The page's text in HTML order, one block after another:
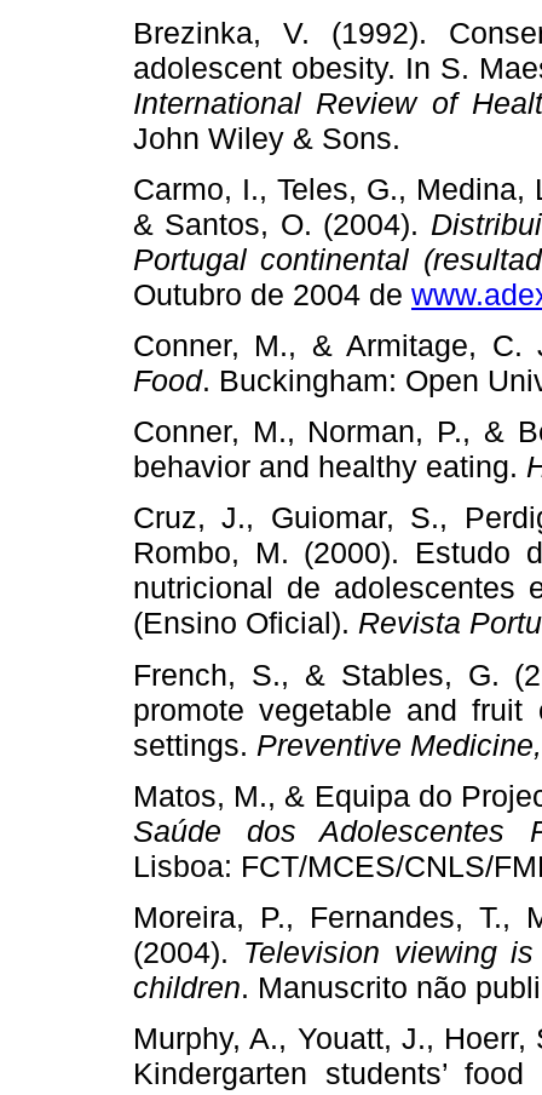
Brezinka, V. (1992).
adolescent obesity. In S.
International Review of
John Wiley & Sons.
Carmo, I., Teles, G.,
& Santos, O. (2004).
Portugal continental
Outubro de 2004 de
Conner, M., & Armitage,
Food. Buckingham: Open
Conner, M., Norman, P., &
behavior and healthy eating.
Cruz, J., Guiomar, S.,
Rombo, M. (2000). Estudo
nutricional de adolescentes
(Ensino Oficial). Revista
French, S., & Stables, G.
promote vegetable and
settings. Preventive
Matos, M., & Equipa do
Saúde dos Adolescentes
Lisboa: FCT/MCES/CNLS/
Moreira, P., Fernandes, T.,
(2004). Television viewing
children. Manuscrito não
Murphy, A., Youatt, J.,
Kindergarten students’